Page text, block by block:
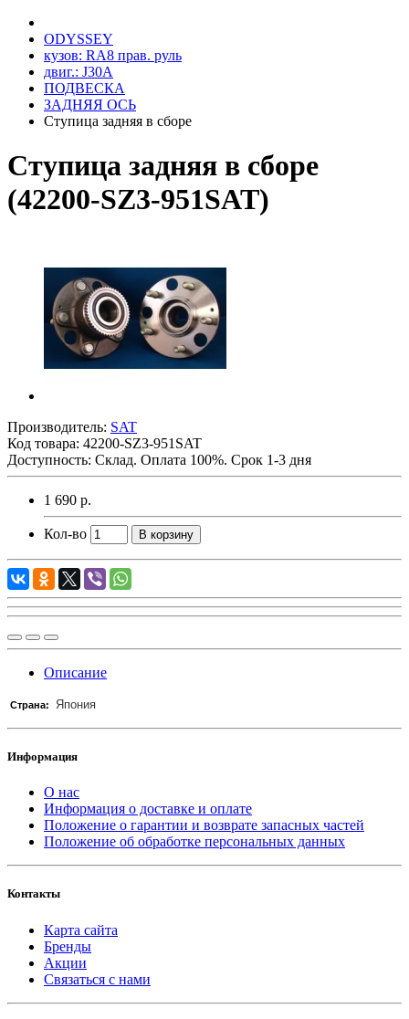
ODYSSEY
кузов: RA8 прав. руль
двиг.: J30A
ПОДВЕСКА
ЗАДНЯЯ ОСЬ
Ступица задняя в сборе
Ступица задняя в сборе
(42200-SZ3-951SAT)
Производитель: SAT
Код товара: 42200-SZ3-951SAT
Доступность: Склад. Оплата 100%. Срок 1-3 дня
1 690 р.
Кол-во В корзину
Описание
Страна: Япония
Информация
О нас
Информация о доставке и оплате
Положение о гарантии и возврате запасных частей
Положение об обработке персональных данных
Контакты
Карта сайта
Бренды
Акции
Связаться с нами